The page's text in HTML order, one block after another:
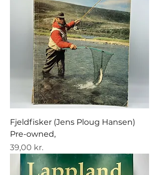
Fjeldfisker (Jens Ploug Hansen)
Pre-owned,
Pris
39,00 kr.